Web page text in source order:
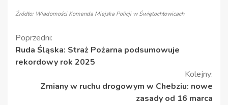
Źródło: Wiadomości Komenda Miejska Policji w Świętochłowicach
Kontynuuj
czytanie
Poprzedni:
Ruda Śląska: Straż Pożarna podsumowuje
rekordowy rok 2025
Kolejny:
Zmiany w ruchu drogowym w Chebziu: nowe
zasady od 16 marca